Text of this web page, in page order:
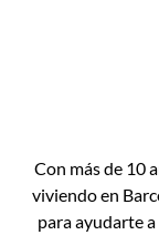
Con más de 10
viviendo en
para ayudarte